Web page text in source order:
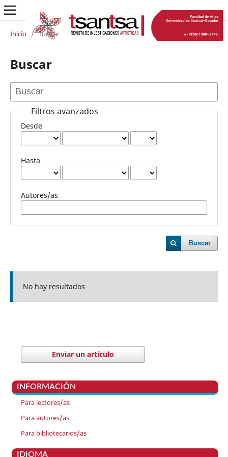
Inicio / Buscar
Buscar
Filtros avanzados
Desde
Hasta
Autores/as
Buscar
No hay resultados
Enviar un artículo
INFORMACIÓN
Para lectores/as
Para autores/as
Para bibliotecarios/as
IDIOMA